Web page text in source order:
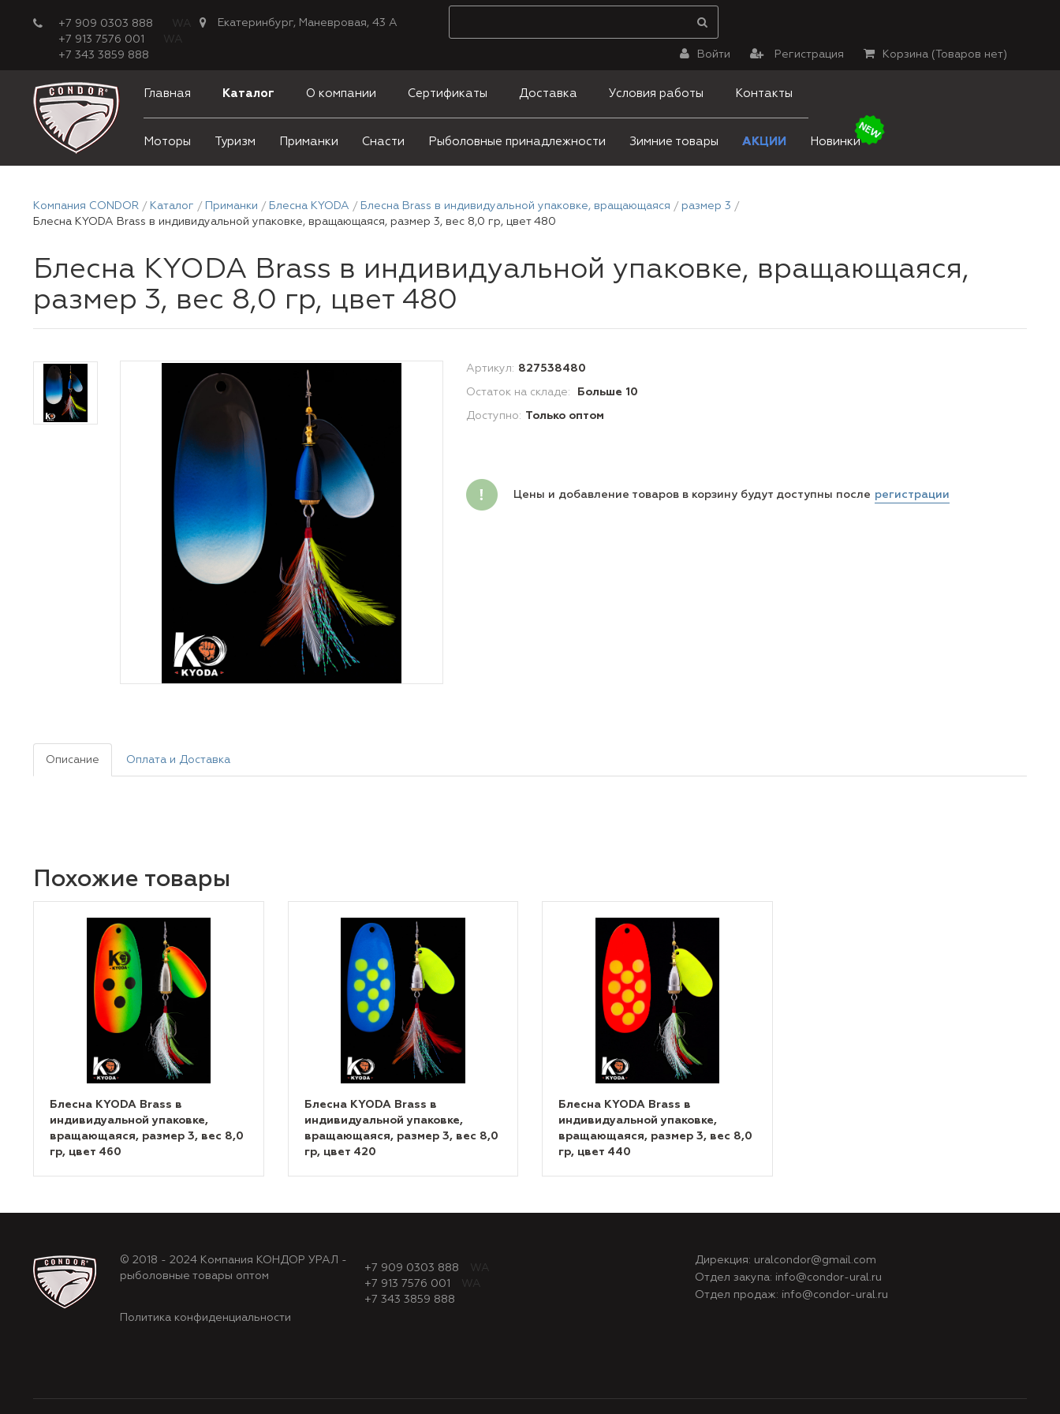
+7 909 0303 888
WA
+7 913 7576 001
WA
+7 343 3859 888
Екатеринбург, Маневровая, 43 А
Корзина ( Товаров нет)
Регистрация
Войти
Главная Каталог О компании Сертификаты Доставка Условия работы Контакты
Моторы Туризм Приманки Снасти Рыболовные принадлежности Зимние товары АКЦИИ Новинки
Компания CONDOR Каталог Приманки Блесна KYODA Блесна Brass в индивидуальной упаковке, вращающаяся
размер 3
Блесна KYODA Brass в индивидуальной упаковке, вращающаяся, размер 3, вес 8,0 гр, цвет 480
Блесна KYODA Brass в индивидуальной упаковке, вращающаяся,
размер 3, вес 8,0 гр, цвет 480
Артикул: 827538480
Остаток на складе: Больше 10
Доступно: Только оптом
Цены и добавление товаров в корзину будут доступны после регистрации
Описание Оплата и Доставка
Похожие товары
Блесна KYODA Brass в
индивидуальной упаковке,
вращающаяся, размер 3, вес 8,0
гр, цвет 460
Блесна KYODA Brass в
индивидуальной упаковке,
вращающаяся, размер 3, вес 8,0
гр, цвет 420
Блесна KYODA Brass в
индивидуальной упаковке,
вращающаяся, размер 3, вес 8,0
гр, цвет 440
© 2018 - 2024 Компания КОНДОР УРАЛ -
рыболовные товары оптом
Политика конфиденциальности
+7 909 0303 888
WA
+7 913 7576 001
WA
+7 343 3859 888
Дирекция: uralcondor@gmail.com
Отдел закупа: info@condor-ural.ru
Отдел продаж: info@condor-ural.ru